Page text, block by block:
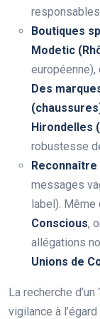
Boutiques
Modetic
européenne),
Des
Hirondelles
robustesse
messages
label). Même
Conscious,
allégations
Unions de
La recherche
vigilance à